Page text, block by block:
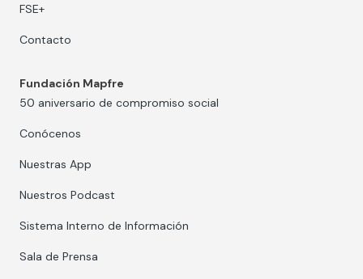
FSE+
Contacto
Fundación Mapfre
50 aniversario de compromiso social
Conócenos
Nuestras App
Nuestros Podcast
Sistema Interno de Información
Sala de Prensa